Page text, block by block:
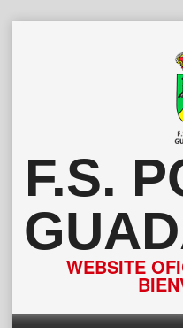
F.S.
WEBSITE